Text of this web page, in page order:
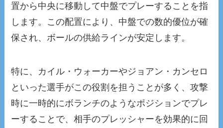
置から中央に移動して中盤でプレーすることを指
します。この配置により、中盤での数的優位が確
保され、ボールの供給ラインが安定します。
特に、カイル・ウォーカーやジョアン・カンセロ
といった選手がこの役割を担うことが多く、攻撃
時に一時的にボランチのようなポジションでプレ
ーすることで、相手のプレッシャーを効果的に回